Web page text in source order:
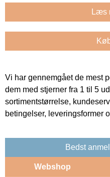
Læs
Vi har gennemgået de mest
dem med stjerner fra 1 til 5
sortimentstørrelse,
betingelser, leveringsformer
Bedst
Webshop